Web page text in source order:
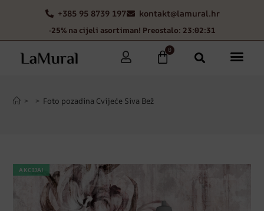
+385 95 8739 197 kontakt@lamural.hr
-25% na cijeli asortiman! Preostalo: 23:02:30
0
> > Foto pozadina Cvijeće Siva Bež
AKCIJA!